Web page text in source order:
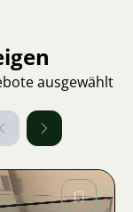
ausgewählt